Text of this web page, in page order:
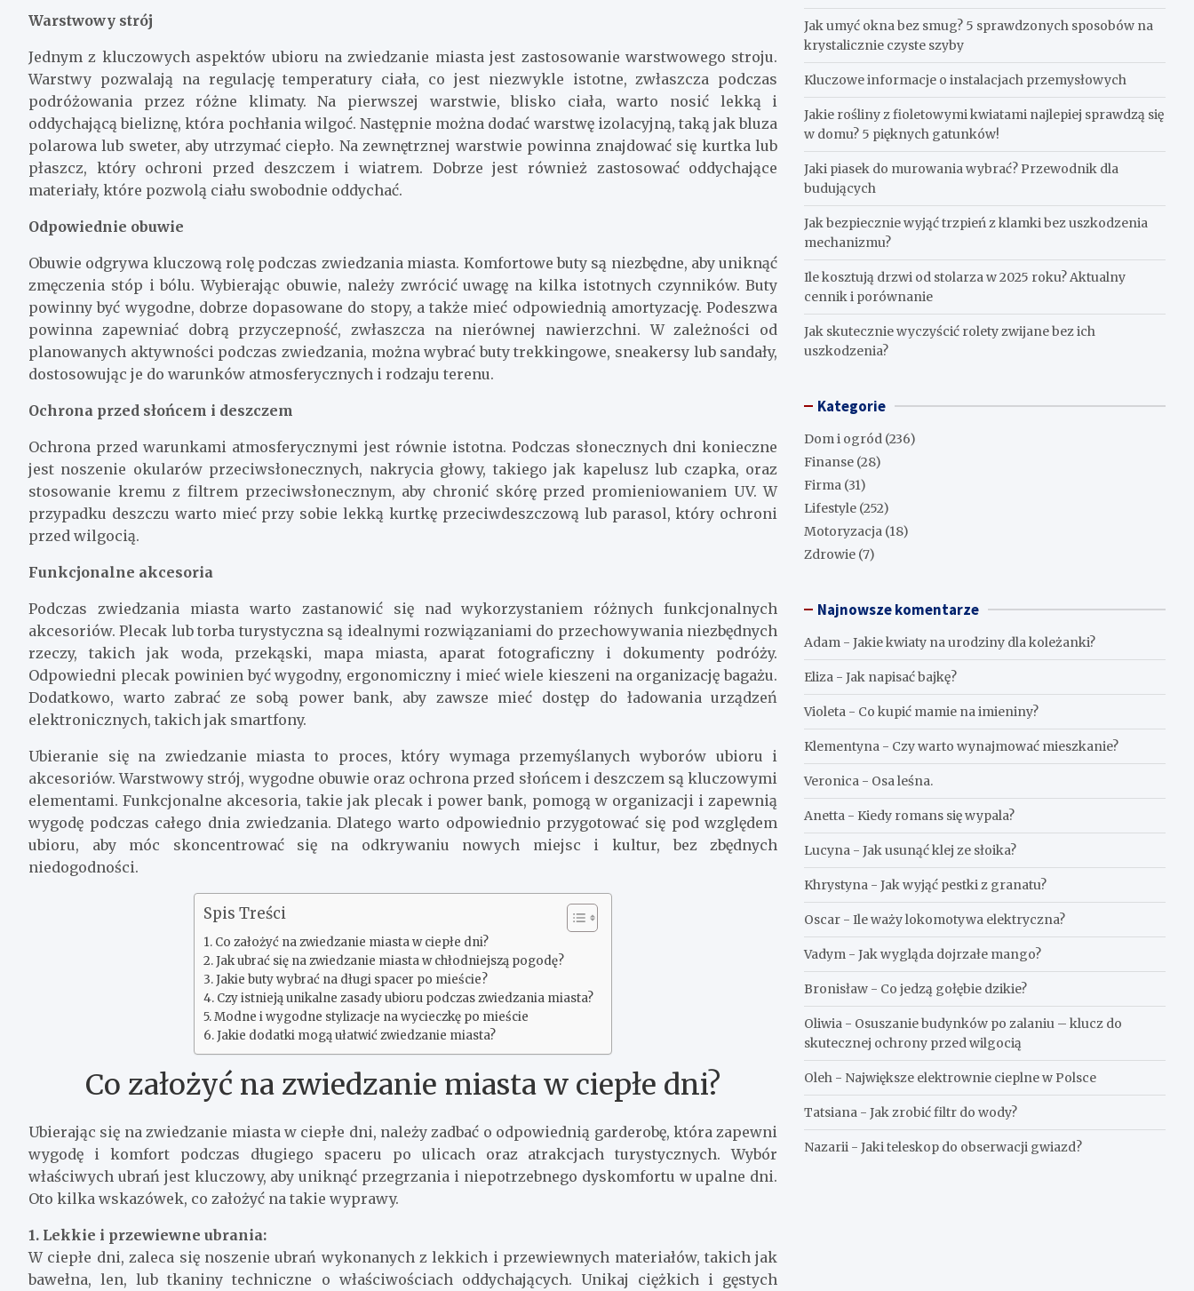
Warstwowy strój
Jednym z kluczowych aspektów ubioru na zwiedzanie miasta jest zastosowanie warstwowego stroju.
Warstwy pozwalają na regulację temperatury ciała, co jest niezwykle istotne, zwłaszcza podczas
podróżowania przez różne klimaty. Na pierwszej warstwie, blisko ciała, warto nosić lekką i
oddychającą bieliznę, która pochłania wilgoć. Następnie można dodać warstwę izolacyjną, taką jak bluza
polarowa lub sweter, aby utrzymać ciepło. Na zewnętrznej warstwie powinna znajdować się kurtka lub
płaszcz, który ochroni przed deszczem i wiatrem. Dobrze jest również zastosować oddychające
materiały, które pozwolą ciału swobodnie oddychać.
Odpowiednie obuwie
Obuwie odgrywa kluczową rolę podczas zwiedzania miasta. Komfortowe buty są niezbędne, aby uniknąć
zmęczenia stóp i bólu. Wybierając obuwie, należy zwrócić uwagę na kilka istotnych czynników. Buty
powinny być wygodne, dobrze dopasowane do stopy, a także mieć odpowiednią amortyzację. Podeszwa
powinna zapewniać dobrą przyczepność, zwłaszcza na nierównej nawierzchni. W zależności od
planowanych aktywności podczas zwiedzania, można wybrać buty trekkingowe, sneakersy lub sandały,
dostosowując je do warunków atmosferycznych i rodzaju terenu.
Ochrona przed słońcem i deszczem
Ochrona przed warunkami atmosferycznymi jest równie istotna. Podczas słonecznych dni konieczne
jest noszenie okularów przeciwsłonecznych, nakrycia głowy, takiego jak kapelusz lub czapka, oraz
stosowanie kremu z filtrem przeciwsłonecznym, aby chronić skórę przed promieniowaniem UV. W
przypadku deszczu warto mieć przy sobie lekką kurtkę przeciwdeszczową lub parasol, który ochroni
przed wilgocią.
Funkcjonalne akcesoria
Podczas zwiedzania miasta warto zastanowić się nad wykorzystaniem różnych funkcjonalnych
akcesoriów. Plecak lub torba turystyczna są idealnymi rozwiązaniami do przechowywania niezbędnych
rzeczy, takich jak woda, przekąski, mapa miasta, aparat fotograficzny i dokumenty podróży.
Odpowiedni plecak powinien być wygodny, ergonomiczny i mieć wiele kieszeni na organizację bagażu.
Dodatkowo, warto zabrać ze sobą power bank, aby zawsze mieć dostęp do ładowania urządzeń
elektronicznych, takich jak smartfony.
Ubieranie się na zwiedzanie miasta to proces, który wymaga przemyślanych wyborów ubioru i
akcesoriów. Warstwowy strój, wygodne obuwie oraz ochrona przed słońcem i deszczem są kluczowymi
elementami. Funkcjonalne akcesoria, takie jak plecak i power bank, pomogą w organizacji i zapewnią
wygodę podczas całego dnia zwiedzania. Dlatego warto odpowiednio przygotować się pod względem
ubioru, aby móc skoncentrować się na odkrywaniu nowych miejsc i kultur, bez zbędnych
niedogodności.
Spis Treści
Co założyć na zwiedzanie miasta w ciepłe dni?
Jak ubrać się na zwiedzanie miasta w chłodniejszą pogodę?
Jakie buty wybrać na długi spacer po mieście?
Czy istnieją unikalne zasady ubioru podczas zwiedzania miasta?
Modne i wygodne stylizacje na wycieczkę po mieście
Jakie dodatki mogą ułatwić zwiedzanie miasta?
Co założyć na zwiedzanie miasta w ciepłe dni?
Ubierając się na zwiedzanie miasta w ciepłe dni, należy zadbać o odpowiednią garderobę, która zapewni
wygodę i komfort podczas długiego spaceru po ulicach oraz atrakcjach turystycznych. Wybór
właściwych ubrań jest kluczowy, aby uniknąć przegrzania i niepotrzebnego dyskomfortu w upalne dni.
Oto kilka wskazówek, co założyć na takie wyprawy.
1. Lekkie i przewiewne ubrania:
W ciepłe dni, zaleca się noszenie ubrań wykonanych z lekkich i przewiewnych materiałów, takich jak
bawełna, len, lub tkaniny techniczne o właściwościach oddychających. Unikaj ciężkich i gęstych
Jak umyć okna bez smug? 5 sprawdzonych sposobów na
krystalicznie czyste szyby
Kluczowe informacje o instalacjach przemysłowych
Jakie rośliny z fioletowymi kwiatami najlepiej sprawdzą się
w domu? 5 pięknych gatunków!
Jaki piasek do murowania wybrać? Przewodnik dla
budujących
Jak bezpiecznie wyjąć trzpień z klamki bez uszkodzenia
mechanizmu?
Ile kosztują drzwi od stolarza w 2025 roku? Aktualny
cennik i porównanie
Jak skutecznie wyczyścić rolety zwijane bez ich
uszkodzenia?
Kategorie
Dom i ogród (236)
Finanse (28)
Firma (31)
Lifestyle (252)
Motoryzacja (18)
Zdrowie (7)
Najnowsze komentarze
Adam -Jakie kwiaty na urodziny dla koleżanki?
Eliza -Jak napisać bajkę?
Violeta - Co kupić mamie na imieniny?
Klementyna - Czy warto wynajmować mieszkanie?
Veronica - Osa leśna.
Anetta - Kiedy romans się wypala?
Lucyna -Jak usunąć klej ze słoika?
Khrystyna -Jak wyjąć pestki z granatu?
Oscar -Ile waży lokomotywa elektryczna?
Vadym -Jak wygląda dojrzałe mango?
Bronisław - Co jedzą gołębie dzikie?
Oliwia - Osuszanie budynków po zalaniu – klucz do
skutecznej ochrony przed wilgocią
Oleh - Największe elektrownie cieplne w Polsce
Tatsiana -Jak zrobić filtr do wody?
Nazarii -Jaki teleskop do obserwacji gwiazd?